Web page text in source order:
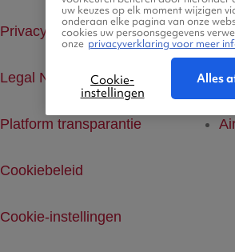
Privacyverklaring
Legal Notice
Platform transparantie
Cookiebeleid
Cookie-instellingen
uw keuzes op elk moment wijzigen
onderaan elke pagina van onze
cookies uw persoonsgegevens
onze privacyverklaring voor meer
Cookie-
instellingen
Alles